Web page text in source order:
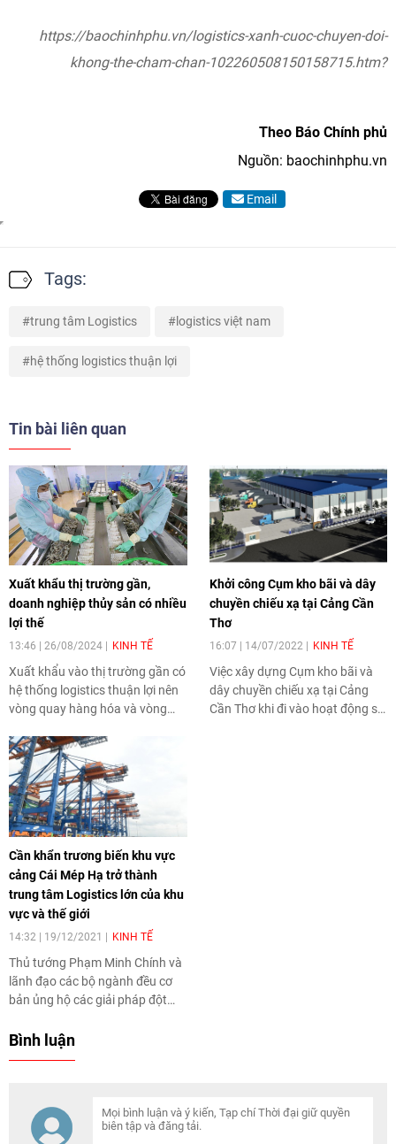
https://baochinhphu.vn/logistics-xanh-cuoc-chuyen-doi-
khong-the-cham-chan-102260508150158715.htm?
Theo Báo Chính phủ
Nguồn: baochinhphu.vn
Email
Tags:
trung tâm Logistics logistics việt nam
hệ thống logistics thuận lợi
Tin bài liên quan
Xuất khẩu thị trường gần,
doanh nghiệp thủy sản có nhiều
lợi thế
13:46 | 26/08/2024 KINH TẾ
Xuất khẩu vào thị trường gần có
hệ thống logistics thuận lợi nên
vòng quay hàng hóa và vòng
so với các thị trường xa, giúp
giảm bớt áp lực tài chính và lãi
suất cho doanh nghiệp.
Khởi công Cụm kho bãi và dây
chuyền chiếu xạ tại Cảng Cần
Thơ
16:07 | 14/07/2022 KINH TẾ
Việc xây dựng Cụm kho bãi và
dây chuyền chiếu xạ tại Cảng
Cần Thơ khi đi vào hoạt động sẽ
Cần khẩn trương biến khu vực
cảng Cái Mép Hạ trở thành
trung tâm Logistics lớn của khu
vực và thế giới
14:32 | 19/12/2021 KINH TẾ
Thủ tướng Phạm Minh Chính và
lãnh đạo các bộ ngành đều cơ
bản ủng hộ các giải pháp đột
Mép-Thị Vải, phát huy mạnh mẽ
Bình luận